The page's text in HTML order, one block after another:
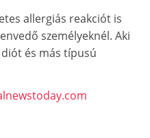
allergiás reakciót is
személyeknél. Aki
és más típusú